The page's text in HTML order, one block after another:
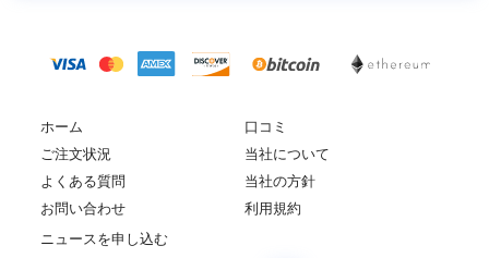
ホーム
お問い合わせ
当社の方針
ご注文状況
口コミ
利用規約
よくある質問
当社について
ニュースを申し込む